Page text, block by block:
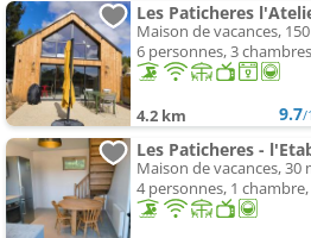
Les Paticheres
Maison de vacances,
6 personnes, 3
4.2 km 9.7/
Les Paticheres -
Maison de vacances, 30
4 personnes, 1